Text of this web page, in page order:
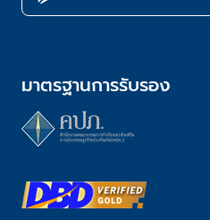
มาตรฐานการรับรอง